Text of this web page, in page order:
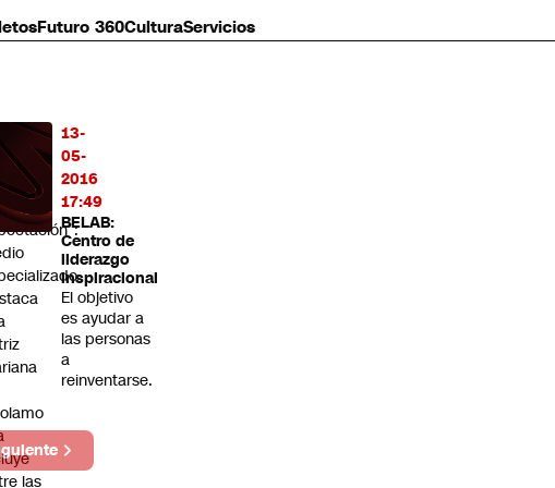
Futuro 360CulturaServicios
13-
05-
2016
17:49
BELAB:
Centro de
liderazgo
inspiracional
El objetivo
es ayudar a
las personas
a
reinventarse.
las